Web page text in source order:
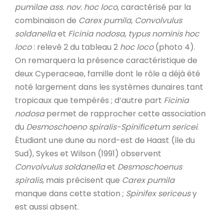
pumilae ass. nov. hoc loco, caractérisé par la
combinaison de Carex pumila, Convolvulus
soldanellaet Ficinia nodosa, typus nominis hoc
loco: relevé 2 du tableau 2 hoc loco(photo 4).
On remarquera la présence caractéristique de
deux Cyperaceae, famille dont le rôle a déjà été
noté largement dans les systèmes dunaires tant
tropicaux que tempérés ; d’autre part Ficinia
nodosapermet de rapprocher cette association
du Desmoschoeno spiralis-Spinificetum sericei.
Étudiant une dune au nord-est de Haast (île du
Sud), Sykes et Wilson (1991) observent
Convolvulus soldanellaet Desmoschoenus
spiralis, mais précisent que Carex pumila
manque dans cette station ; Spinifex sericeusy
est aussi absent.